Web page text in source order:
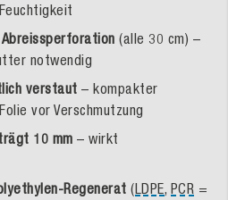
(alle 30 cm) –
notwendig
verstaut – kompakter
vor Verschmutzung
10 mm – wirkt
Regenerat (LDPE, PCR =